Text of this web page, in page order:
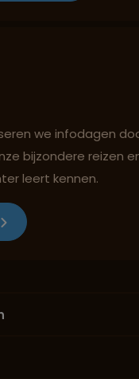
we infodagen
bijzondere reizen
leert kennen.